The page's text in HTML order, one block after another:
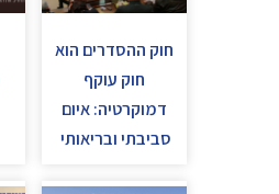
חוק ההסדרים הוא
חוק עוקף
דמוקרטיה: איום
סביבתי ובריאותי